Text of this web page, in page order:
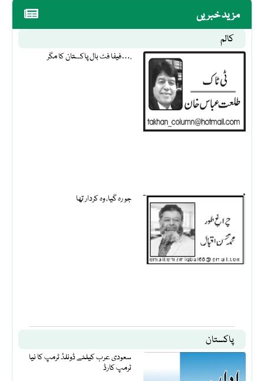
مزید خبریں
کالم
فیفا فٹ بال پاکستان کا مگر….
جو رہ گیا، وہ کردار تھا
پاکستان
سعودی عرب کیلئے ڈونلڈ ٹرمپ کا نیا
ٹرمپ کارڈ